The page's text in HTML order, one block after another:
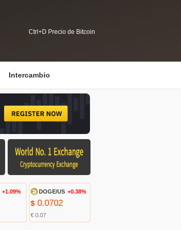
Ctrl+D Precio de Bitcoin
Intercambio
+1.09% DOGE/US +0.38%
$ 0.0702
€ 0.07